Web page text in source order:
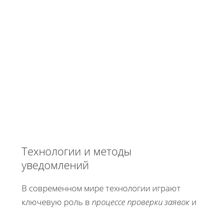
Технологии и методы
уведомлений
В современном мире технологии играют
ключевую роль в процессе проверки заявок и